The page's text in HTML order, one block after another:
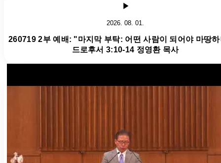
2026. 08. 01.
260719 2부 예배: "마지막 부탁: 어떤 사람이 되어야 마땅
드로후서 3:10-14 정영환 목사